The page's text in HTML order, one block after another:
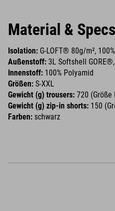
Material & Specs
Isolation: G-LOFT® 80g/m²,
Außenstoff: 3L Softshell
Innenstoff: 100% Polyamid
Größen: S-XXL
Gewicht (g) trousers: 720 (Größe
Gewicht (g) zip-in shorts: 150
Farben: schwarz